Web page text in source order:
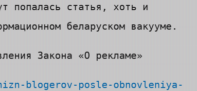
попалась статья, хоть и
беларуском вакууме.
Закона «О рекламе»
blogerov-posle-obnovleniya-